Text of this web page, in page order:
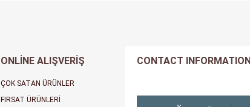
ONLİNE ALIŞVERİŞ
ÇOK SATAN ÜRÜNLER
FIRSAT ÜRÜNLERİ
CONTACT INFORMATION